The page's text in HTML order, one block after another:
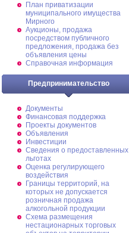
План приватизации
муниципального имущества
Мирного
Аукционы, продажа
посредством публичного
предложения, продажа без
объявления цены
Справочная информация
Предпринимательство
Документы
Финансовая поддержка
Проекты документов
Объявления
Инвестиции
Сведения о предоставленных
льготах
Оценка регулирующего
воздействия
Границы территорий, на
которых не допускается
розничная продажа
алкогольной продукции
Схема размещения
нестационарных торговых